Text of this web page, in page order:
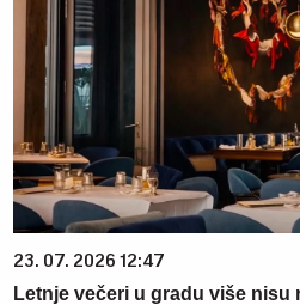
23. 07. 2026 12:47
Letnje večeri u gradu više nisu